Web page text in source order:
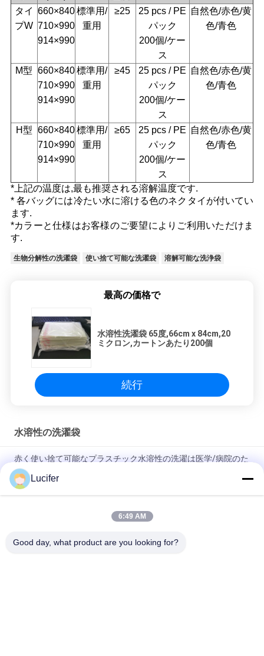
タイ
プW
660×840
710×990
914×990
標準用/
重用
≥25
25 pcs / PE
パック
200個/ケー
ス
自然色/赤色/黄
色/青色
M型 660×840
710×990
914×990
標準用/
重用
≥45
25 pcs / PE
パック
200個/ケー
ス
自然色/赤色/黄
色/青色
H型 660×840
710×990
914×990
標準用/
重用
≥65
25 pcs / PE
パック
200個/ケー
ス
自然色/赤色/黄
色/青色
*上記の温度は,最も推奨される溶解温度です.
* 各バッグには冷たい水に溶ける色のネクタイが付いてい
ます.
*カラーと仕様はお客様のご要望によりご利用いただけま
す.
生物分解性の洗濯袋 使い捨て可能な洗濯袋 溶解可能な洗浄袋
最高の価格で
水溶性洗濯袋 65度,66cm x 84cm,20
ミクロン,カートンあたり200個
続行
水溶性の洗濯袋
赤く使い捨て可能なプラスチック水溶性の洗濯は医学/病院のた
めに袋に入れる
使い捨て可能なPVAの水溶性の洗濯袋、病院のDissolvable洗浄
Lucifer
6:49 AM
Good day, what product are you looking for?